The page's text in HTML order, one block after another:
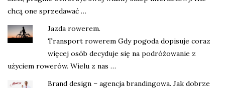
chcą one sprzedawać …
Jazda rowerem.
Transport rowerem Gdy pogoda dopisuje coraz
więcej osób decyduje się na podróżowanie z
użyciem rowerów. Wielu z nas …
Brand design – agencja brandingowa. Jak dobrze